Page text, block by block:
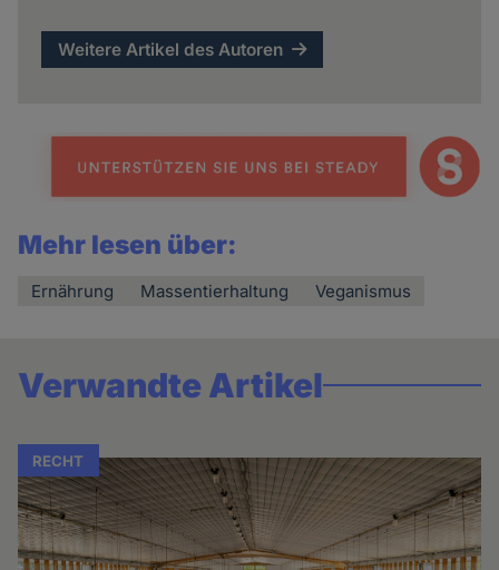
Weitere Artikel des Autoren
Mehr lesen über:
Ernährung Massentierhaltung Veganismus
Verwandte Artikel
RECHT